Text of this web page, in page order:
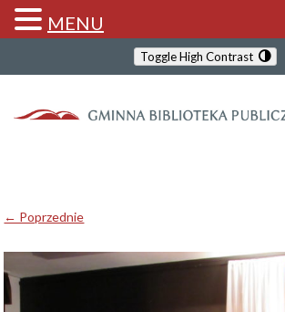
Toggle High Contrast
← Poprzednie
MENU